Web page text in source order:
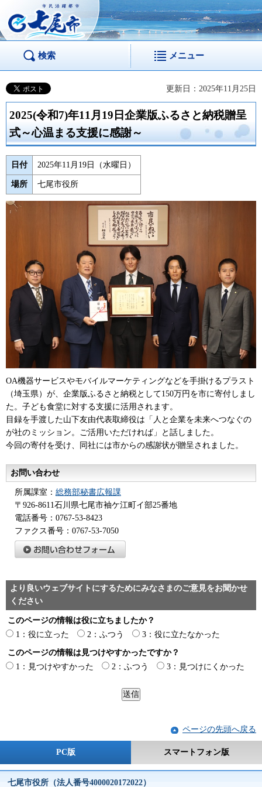
市民活躍都市 七尾
市
検索 メニュー
更新日：2025年11月25日
2025(令和7)年11月19日企業版ふるさと納税贈呈
式～心温まる支援に感謝～
日付 2025年11月19日（水曜日）
場所 七尾市役所
OA機器サービスやモバイルマーケティングなどを手掛けるプラスト
（埼玉県）が、企業版ふるさと納税として150万円を市に寄付しまし
た。子ども食堂に対する支援に活用されます。
目録を手渡した山下友由代表取締役は「人と企業を未来へつなぐの
が社のミッション。ご活用いただければ」と話しました。
今回の寄付を受け、同社には市からの感謝状が贈呈されました。
お問い合わせ
所属課室： 総務部秘書広報課
〒926-8611石川県七尾市袖ケ江町イ部25番地
電話番号：0767-53-8423
ファクス番号：0767-53-7050
より良いウェブサイトにするためにみなさまのご意見をお聞かせ
ください
このページの情報は役に立ちましたか？
1：役に立った
2：ふつう 3：役に立たなかった
このページの情報は見つけやすかったですか？
1：見つけやすかった
2：ふつう 3：見つけにくかった
ページの先頭へ戻る
PC版 スマートフォン版
七尾市役所（法人番号4000020172022）